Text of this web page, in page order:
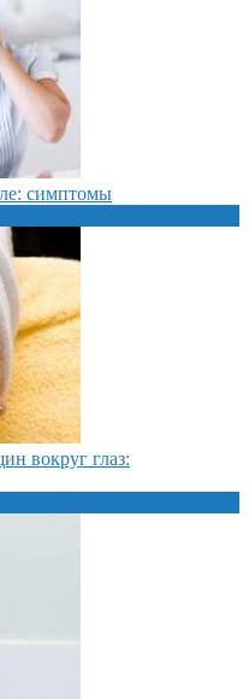
симптомы
вокруг глаз: